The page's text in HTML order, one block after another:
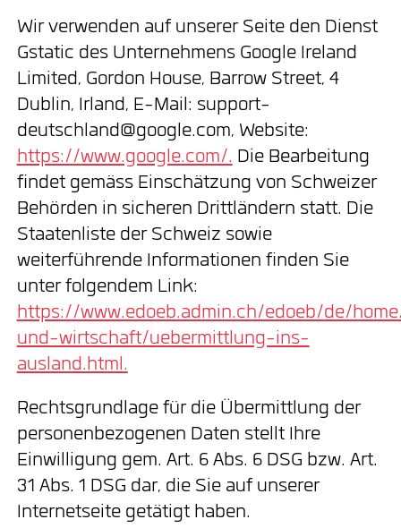
Wir verwenden auf unserer Seite den Dienst
Gstatic des Unternehmens Google Ireland
Limited, Gordon House, Barrow Street, 4
Dublin, Irland, E-Mail: support-
deutschland@google.com, Website:
https://www.google.com/.Die Bearbeitung
findet gemäss Einschätzung von Schweizer
Behörden in sicheren Drittländern statt. Die
Staatenliste der Schweiz sowie
weiterführende Informationen finden Sie
unter folgendem Link:
https://www.edoeb.admin.ch/edoeb/de/
und-wirtschaft/uebermittlung-ins-
ausland.html.
Rechtsgrundlage für die Übermittlung der
personenbezogenen Daten stellt Ihre
Einwilligung gem. Art. 6 Abs. 6 DSG bzw. Art.
31 Abs. 1 DSG dar, die Sie auf unserer
Internetseite getätigt haben.